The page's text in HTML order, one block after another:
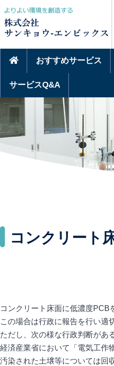
おすすめサービス
サービスQ&A
コンクリート
コンクリート床面に低濃度PCB
この場合は行政に報告を行い適
ただし、次の様な行政判断があ
経済産業省において「電気工作
汚染された土壌等については回